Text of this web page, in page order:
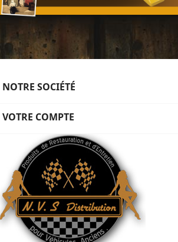
NOTRE SOCIÉTÉ
VOTRE COMPTE